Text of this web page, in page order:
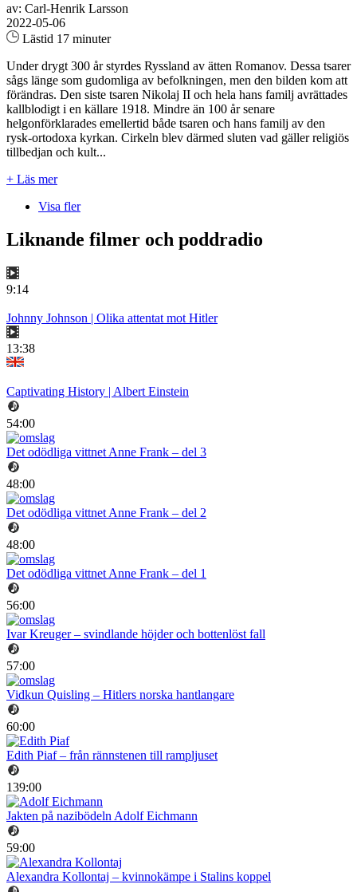
av: Carl-Henrik Larsson
2022-05-06
Lästid 17 minuter
Under drygt 300 år styrdes Ryssland av ätten Romanov. Dessa tsarer
sågs länge som gudomliga av befolkningen, men den bilden kom att
förändras. Den siste tsaren Nikolaj II och hela hans familj avrättades
kallblodigt i en källare 1918. Mindre än 100 år senare
helgonförklarades emellertid både tsaren och hans familj av den
rysk-ortodoxa kyrkan. Cirkeln blev därmed sluten vad gäller religiös
tillbedjan och kult...
+ Läs mer
Visa fler
Liknande filmer och poddradio
9:14
Johnny Johnson | Olika attentat mot Hitler
13:38
Captivating History | Albert Einstein
54:00
Det odödliga vittnet Anne Frank – del 3
48:00
Det odödliga vittnet Anne Frank – del 2
48:00
Det odödliga vittnet Anne Frank – del 1
56:00
Ivar Kreuger – svindlande höjder och bottenlöst fall
57:00
Vidkun Quisling – Hitlers norska hantlangare
60:00
Edith Piaf – från rännstenen till rampljuset
139:00
Jakten på nazibödeln Adolf Eichmann
59:00
Alexandra Kollontaj – kvinnokämpe i Stalins koppel